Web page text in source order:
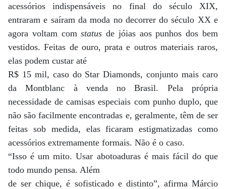
acessórios indispensáveis no final do século XIX,
entraram e saíram da moda no decorrer do século XX e
agora voltam comstatus de jóias aos punhos dos bem
vestidos. Feitas de ouro, prata e outros materiais raros,
elas podem custar até
R$ 15 mil, caso do Star Diamonds, conjunto mais caro
da Montblanc à venda no Brasil. Pela própria
necessidade de camisas especiais com punho duplo, que
não são facilmente encontradas e, geralmente, têm de ser
feitas sob medida, elas ficaram estigmatizadas como
acessórios extremamente formais. Não é o caso.
“Isso é um mito. Usar abotoaduras é mais fácil do que
todo mundo pensa. Além
de ser chique, é sofisticado e distinto”, afirma Márcio